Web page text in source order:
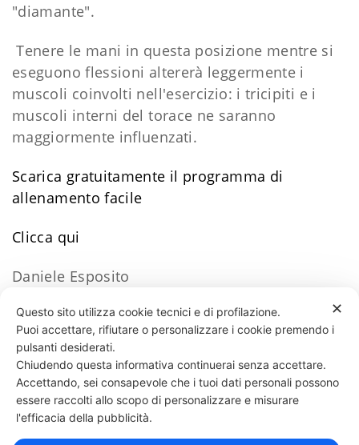
"diamante".
Tenere le mani in questa posizione mentre si
eseguono flessioni altererà leggermente i
muscoli coinvolti nell'esercizio: i tricipiti e i
muscoli interni del torace ne saranno
maggiormente influenzati.
Scarica gratuitamente il programma di
allenamento facile
​Clicca qui
Daniele Esposito
195 LIKES
331 818 4777DANIELE ESPOSITO
✕
Questo sito utilizza cookie tecnici e di profilazione.
Puoi accettare, rifiutare o personalizzare i cookie premendo i
pulsanti desiderati.
Chiudendo questa informativa continuerai senza accettare.
Accettando, sei consapevole che i tuoi dati personali possono
essere raccolti allo scopo di personalizzare e misurare
l'efficacia della pubblicità.